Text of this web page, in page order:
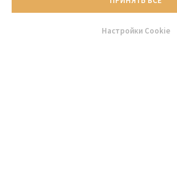
Настройки Cookie